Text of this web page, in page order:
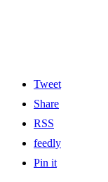
Tweet
Share
RSS
feedly
Pin it